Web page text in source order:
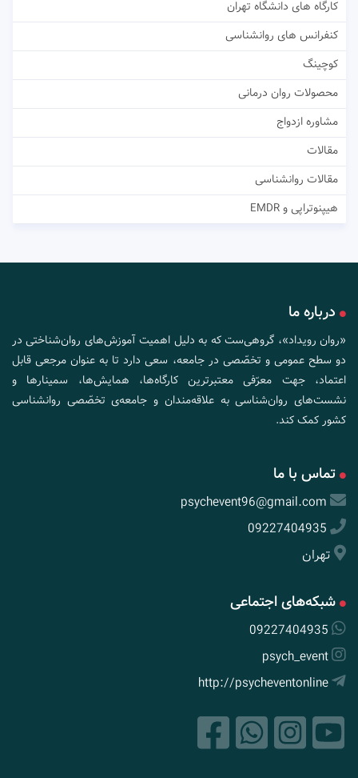
کارگاه های دانشگاه تهران
کنفرانس های روانشناسی
کوچینگ
محصولات روان درمانی
مشاوره ازدواج
مقالات
مقالات روانشناسی
هیپنوتراپی و EMDR
درباره ما
«روان رویداد»، گروهی‌ست که به دلیل اهمیت آموزش‌های روان‌شناختی در
دو سطح عمومی و تخصّصی در جامعه، سعی دارد تا به عنوان مرجعی قابل
اعتماد، جهت معرّفی معتبرترین کارگاه‌ها، همایش‌ها، سمینارها و
نشست‌های روان‌شناسی به علاقه‌مندان و جامعه‌ی تخصّصی روانشناسی
کشور کمک کند.
تماس با ما
psychevent96@gmail.com
09227404935
تهران
شبکه‌های اجتماعی
09227404935
psych_event
http://psycheventonline